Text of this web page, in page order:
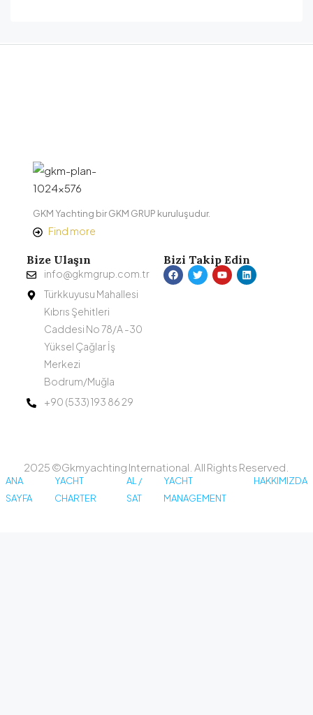
GKM Yachting bir GKM GRUP kuruluşudur.
Find more
Bize Ulaşın
info@gkmgrup.com.tr
Türkkuyusu Mahallesi
Kıbrıs Şehitleri
Caddesi No 78/A -30
Yüksel Çağlar İş
Merkezi
Bodrum/Muğla
+90 (533) 193 86 29
Bizi Takip Edin
2025 ©Gkmyachting International. All Rights Reserved.
ANA
SAYFA
YACHT
CHARTER
AL /
SAT
YACHT
MANAGEMENT
HAKKIMIZDA